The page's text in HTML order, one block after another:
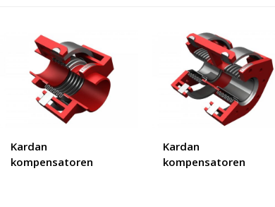
Kardan
kompensatoren
Kardan
kompensatoren